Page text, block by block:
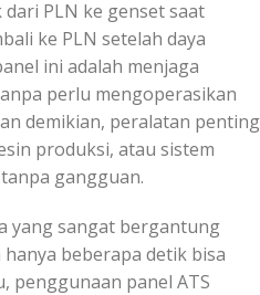
PLN ke genset saat
ke PLN setelah daya
ini adalah menjaga
perlu mengoperasikan
demikian, peralatan penting
produksi, atau sistem
gangguan.
yang sangat bergantung
beberapa detik bisa
penggunaan panel ATS